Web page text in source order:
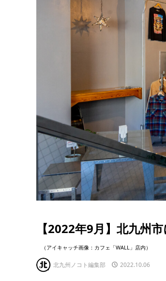
【2022年9月】北九州
（アイキャッチ画像：カフェ「WALL」店内）
北九州ノコト編集部 2022.10.06